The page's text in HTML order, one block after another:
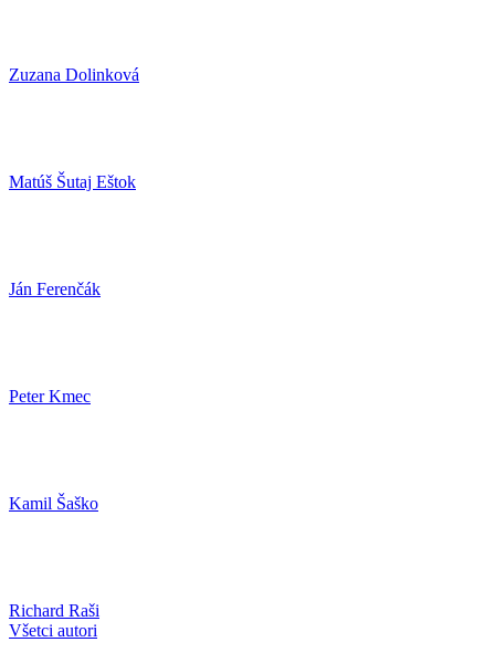
Zuzana Dolinková
Matúš Šutaj Eštok
Ján Ferenčák
Peter Kmec
Kamil Šaško
Richard Raši
Všetci autori